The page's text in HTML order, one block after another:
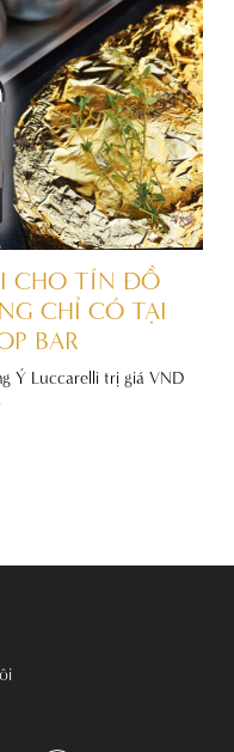
CHO TÍN ĐỒ
CHỈ CÓ TẠI
BAR
Ý Luccarelli trị giá VND